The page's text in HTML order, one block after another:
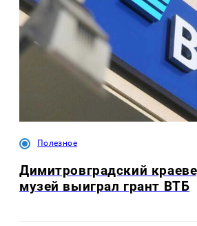
Полезное
Димитровградский
музей выиграл грант ВТБ